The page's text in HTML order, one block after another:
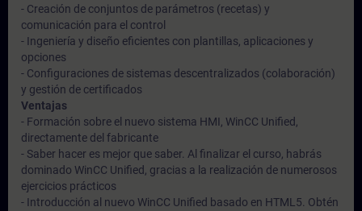
- Creación de conjuntos de parámetros (recetas) y
comunicación para el control
- Ingeniería y diseño eficientes con plantillas, aplicaciones y
opciones
- Configuraciones de sistemas descentralizados (colaboración)
y gestión de certificados
Ventajas
- Formación sobre el nuevo sistema HMI, WinCC Unified,
directamente del fabricante
- Saber hacer es mejor que saber. Al finalizar el curso, habrás
dominado WinCC Unified, gracias a la realización de numerosos
ejercicios prácticos
- Introducción al nuevo WinCC Unified basado en HTML5. Obtén